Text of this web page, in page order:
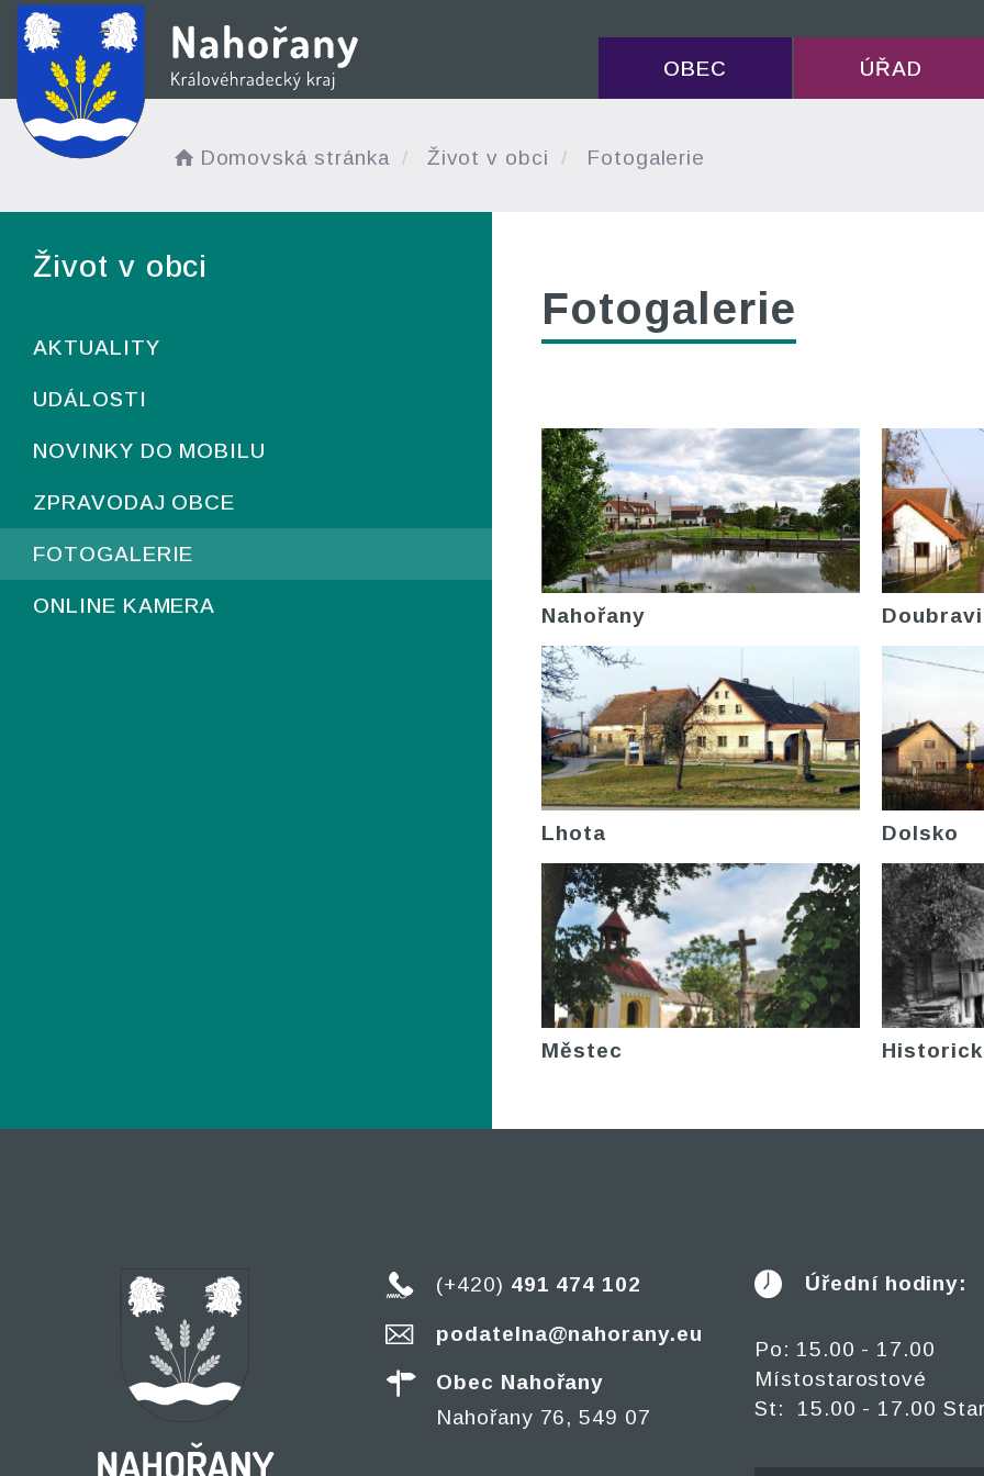
OBEC ÚŘAD
Domovská stránka Život v obci Fotogalerie
Život v obci
AKTUALITY
UDÁLOSTI
NOVINKY DO MOBILU
ZPRAVODAJ OBCE
FOTOGALERIE
ONLINE KAMERA
Fotogalerie
Nahořany
Lhota Dolsko
Městec
(+420) 491 474 102
podatelna@nahorany.eu
Obec Nahořany
Nahořany 76, 549 07
Úřední hodiny:
Po: 15.00 - 17.00
Místostarostové
St: 15.00 - 17.00